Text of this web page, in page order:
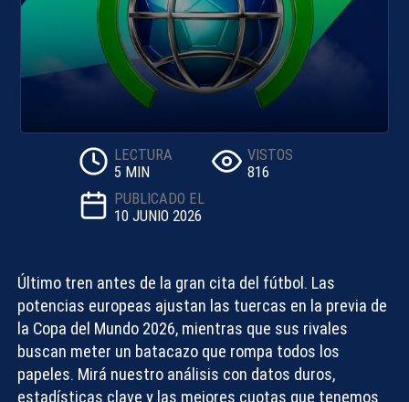
LECTURA
5 MIN
VISTOS
816
PUBLICADO EL
10 JUNIO 2026
Último tren antes de la gran cita del fútbol. Las
potencias europeas ajustan las tuercas en la previa de
la Copa del Mundo 2026, mientras que sus rivales
buscan meter un batacazo que rompa todos los
papeles. Mirá nuestro análisis con datos duros,
estadísticas clave y las mejores cuotas que tenemos